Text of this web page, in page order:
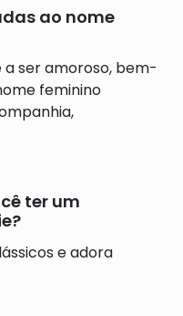
ao nome
a ser amoroso, bem-
feminino
ter um
e adora